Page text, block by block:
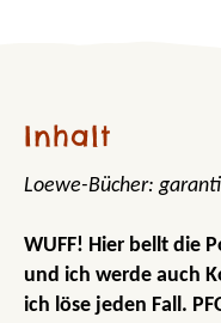
Inhalt
Loewe-Bücher:
WUFF! Hier bellt die
und ich werde auch
ich löse jeden Fall.